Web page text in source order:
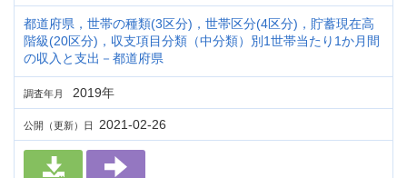
都道府県，世帯の種類(3区分)，世帯区分(4区分)，貯蓄現在高
階級(20区分)，収支項目分類（中分類）別1世帯当たり1か月間
の収入と支出－都道府県
調査年月 2019年
公開（更新）日 2021-02-26